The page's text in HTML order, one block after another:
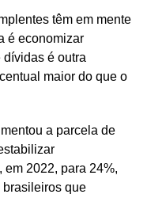
têm em mente
é economizar
dívidas é outra
maior do que o
a parcela de
2022, para 24%,
brasileiros que